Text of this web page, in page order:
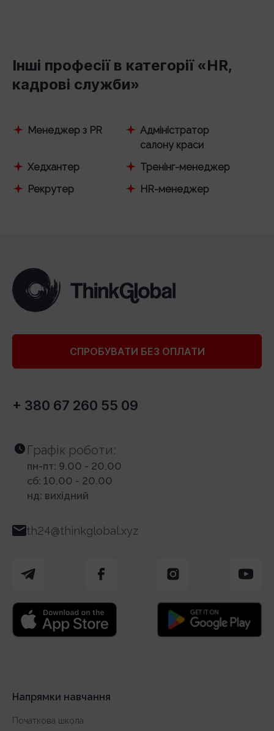
Інші професії в категорії «HR,
кадрові служби»
Менеджер з PR
Адміністратор
салону краси
Хедхантер
Тренінг-менеджер
Рекрутер
HR-менеджер
СПРОБУВАТИ БЕЗ ОПЛАТИ
+ 380 67 260 55 09
th24@thinkglobal.xyz
Графік роботи:
пн-пт: 9.00 - 20.00
сб: 10.00 - 20.00
нд: вихідний
Напрямки навчання
Початкова школа